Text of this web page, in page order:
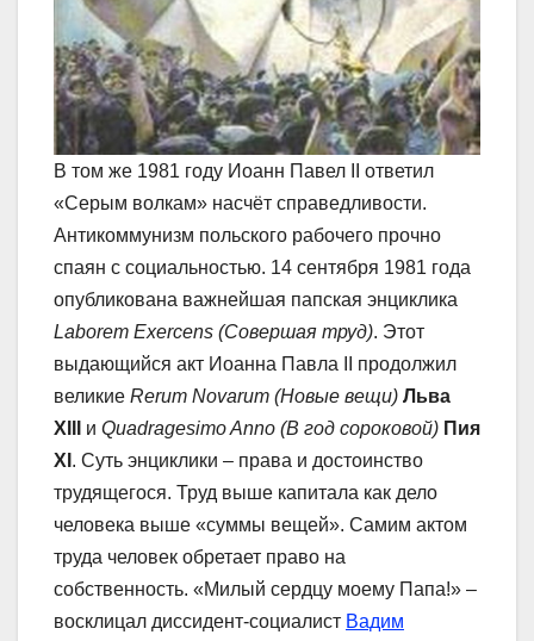
В том же 1981 году Иоанн Павел II ответил
«Серым волкам» насчёт справедливости.
Антикоммунизм польского рабочего прочно
спаян с социальностью. 14 сентября 1981 года
опубликована важнейшая папская энциклика
Laborem Exercens (Совершая труд). Этот
выдающийся акт Иоанна Павла II продолжил
великие Rerum Novarum (Новые вещи) Льва
XIII
и Quadragesimo Anno (В год сороковой) Пия
XI . Суть энциклики – права и достоинство
трудящегося. Труд выше капитала как дело
человека выше «суммы вещей». Самим актом
труда человек обретает право на
собственность. «Милый сердцу моему Папа!» –
восклицал диссидент-социалист Вадим